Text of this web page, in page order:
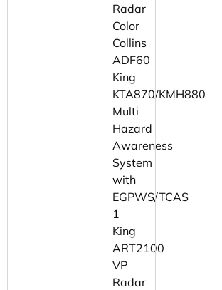
Radar
Color
Collins
ADF60
King
KTA870/KMH880
Multi
Hazard
Awareness
System
with
EGPWS/TCAS
1
King
ART2100
VP
Radar